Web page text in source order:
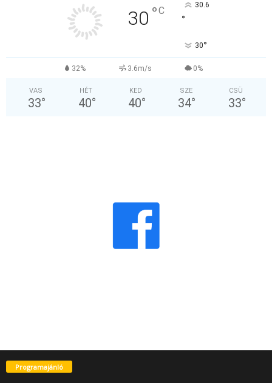
30 °C 30.6
°
30°
32% 3.6m/s 0%
VAS
33°
HÉT
40°
KED
40°
SZE
34°
CSÜ
33°
Programajánló